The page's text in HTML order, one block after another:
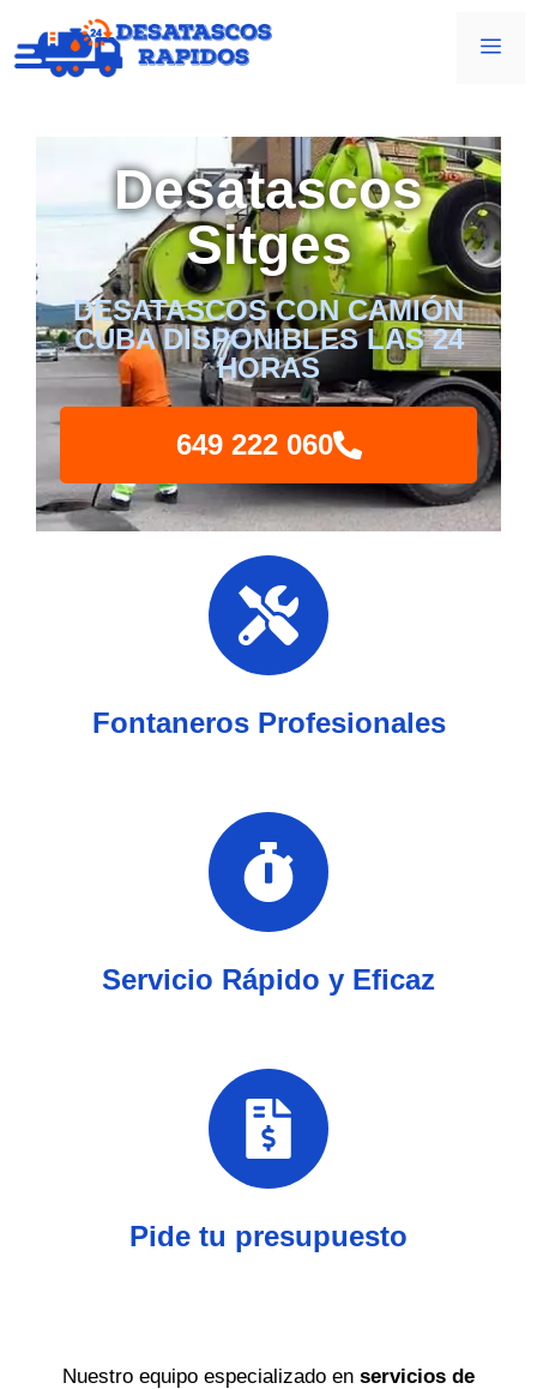
Desatascos
Sitges
DESATASCOS CON CAMIÓN
CUBA DISPONIBLES LAS 24
HORAS
649 222 060
Fontaneros Profesionales
Servicio Rápido y Eficaz
Pide tu presupuesto
Nuestro equipo especializado en servicios de